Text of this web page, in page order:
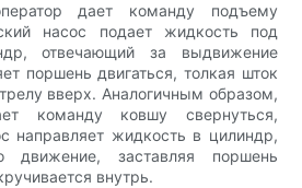
дает команду подъему
насос подает жидкость под
отвечающий за выдвижение
поршень двигаться, толкая шток
вверх. Аналогичным образом,
команду ковшу свернуться,
направляет жидкость в цилиндр,
движение, заставляя поршень
внутрь.